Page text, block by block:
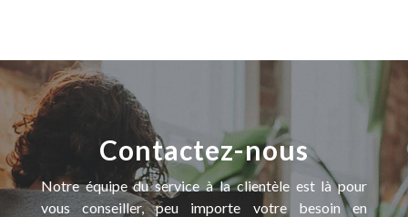
Contactez-nous
Notre équipe du service à la clientèle est là pour
vous conseiller, peu importe votre besoin en